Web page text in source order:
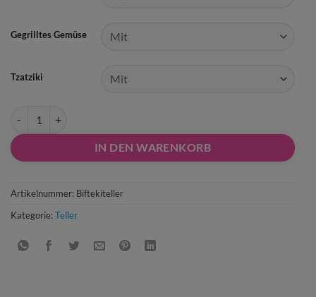
Gegrilltes Gemüse
Tzatziki
IN DEN WARENKORB
Artikelnummer: Biftekiteller
Kategorie:Teller